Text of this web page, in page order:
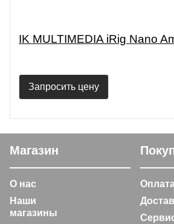
IK MULTIMEDIA iRig Nano
Запросить цену
Магазин
О нас
Наши
магазины